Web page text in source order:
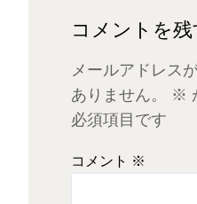
コメントを残
メールアドレス
ありません。
※
必須項目です
コメント ※